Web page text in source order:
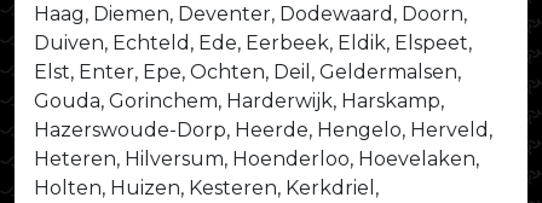
Haag, Diemen, Deventer, Dodewaard, Doorn,
Duiven, Echteld, Ede, Eerbeek, Eldik, Elspeet,
Elst, Enter, Epe, Ochten, Deil, Geldermalsen,
Gouda, Gorinchem, Harderwijk, Harskamp,
Hazerswoude-Dorp, Heerde, Hengelo, Herveld,
Heteren, Hilversum, Hoenderloo, Hoevelaken,
Holten, Huizen, Kesteren, Kerkdriel,